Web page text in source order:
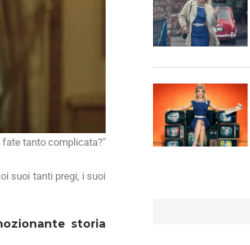
fate tanto complicata?"
suoi tanti pregi, i suoi
storia